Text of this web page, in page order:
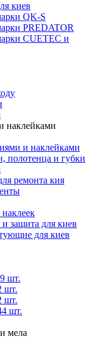
киев
QK-S
PREDATOR
CUETEC и
наклейками
и наклейками
полотенца и губки
ремонта кия
защита для киев
для киев
шт.
шт.
шт.
шт.
мела